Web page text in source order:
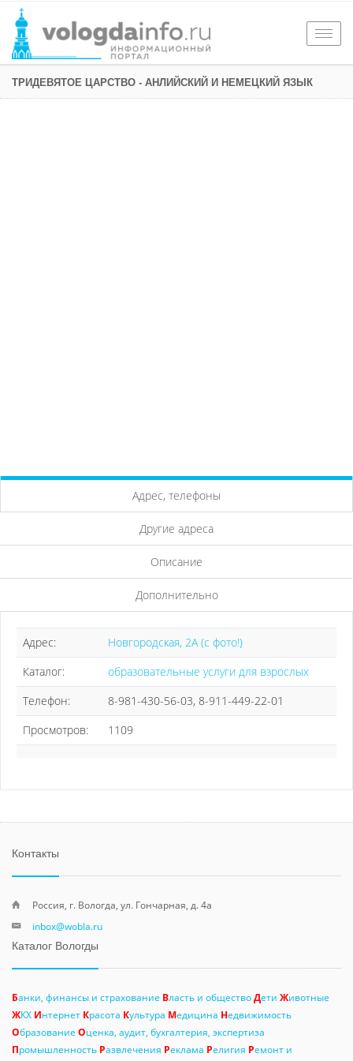
ТРИДЕВЯТОЕ ЦАРСТВО - АНЛИЙСКИЙ И НЕМЕЦКИЙ ЯЗЫК
Адрес, телефоны
Другие адреса
Описание
Дополнительно
Адрес:
Новгородская, 2А (с фото!)
Каталог:
образовательные услуги для взрослых
Телефон:
8-981-430-56-03, 8-911-449-22-01
Просмотров:
1109
Контакты
Россия, г. Вологда, ул. Гончарная, д. 4а
inbox@wobla.ru
Каталог Вологды
Банки, финансы и страхование Власть и обществоДети Животные
ЖКХ Интернет Красота Культура Медицина Недвижимость
Образование Оценка, аудит, бухгалтерия, экспертиза
Промышленность Развлечения Реклама Религия Ремонт и